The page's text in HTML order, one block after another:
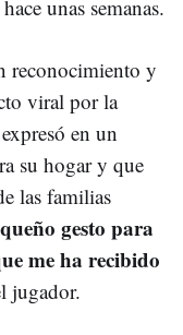
unas semanas.
reconocimiento y
viral por la
en un
su hogar y que
las familias
gesto para
me ha recibido
jugador.